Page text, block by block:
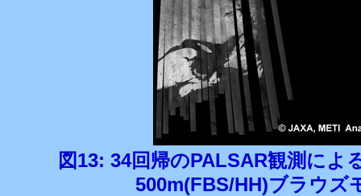
図13: 34回帰のPALSAR観測によ
500m(FBS/HH)ブラウズ